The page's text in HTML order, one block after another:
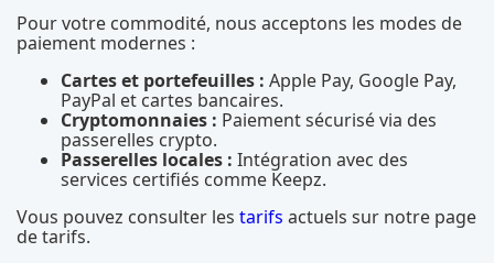
Pour votre commodité, nous acceptons les modes de
paiement modernes :
Cartes et portefeuilles : Apple Pay, Google Pay,
PayPal et cartes bancaires.
Cryptomonnaies : Paiement sécurisé via des
passerelles crypto.
Passerelles locales : Intégration avec des
services certifiés comme Keepz.
Vous pouvez consulter les tarifs actuels sur notre page
de tarifs.